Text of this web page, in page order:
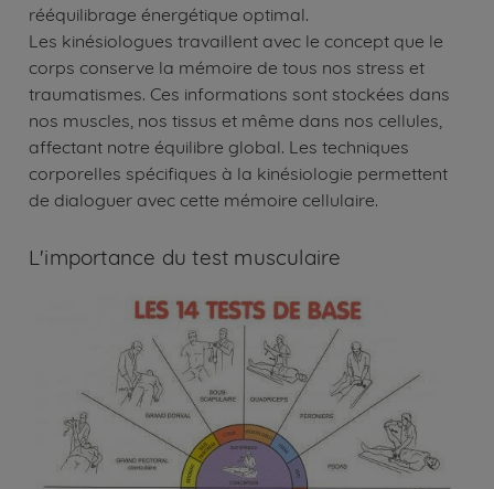
rééquilibrage énergétique optimal.
Les kinésiologues travaillent avec le concept que le
corps conserve la mémoire de tous nos stress et
traumatismes. Ces informations sont stockées dans
nos muscles, nos tissus et même dans nos cellules,
affectant notre équilibre global. Les techniques
corporelles spécifiques à la kinésiologie permettent
de dialoguer avec cette mémoire cellulaire.
L'importance du test musculaire